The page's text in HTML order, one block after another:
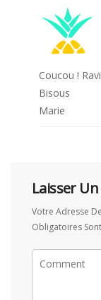
Coucou !
Bisous
Marie
Laisser
Votre Adresse
Obligatoires